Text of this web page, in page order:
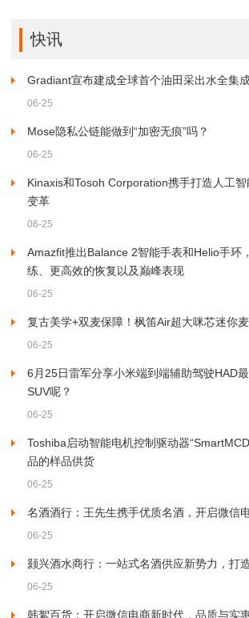
快讯
Gradiant宣布建成全球首个油田采出水全集
06-25
Mose隐私公链能做到“加密无痕”吗？
06-25
Kinaxis和Tosoh Corporation携手打造人工
变革
06-25
Amazfit推出Balance 2智能手表和Helio手环
练、更高效的恢复以及巅峰表现
06-25
复古美学+双麦保障！枫笛Air超大咪芯迷你
06-25
6月25日雷军分享小米端到端辅助驾驶HAD
SUV呢？
06-25
Toshiba启动智能电机控制驱动器
品的样品供货
06-25
名酒酒行：王先生携手优质名酒，开启微信
06-25
颢兴酒水商行：一站式名酒供应新势力，打
06-25
韩絮百货：开启微信电商新时代，品质与实